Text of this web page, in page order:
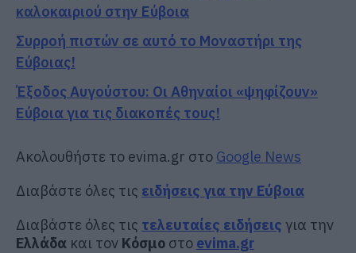
καλοκαιριού στην Εύβοια
Συρροή πιστών σε αυτό το Μοναστήρι της
Εύβοιας!
Έξοδος Αυγούστου: Οι Αθηναίοι «ψηφίζουν»
Εύβοια για τις διακοπές τους!
Ακολουθήστε το evima.gr στο Google News
Διαβάστε όλες τις ειδήσεις για την Εύβοια
Διαβάστε όλες τις τελευταίες ειδήσεις για την
Ελλάδα και τον Κόσμο στο evima.gr